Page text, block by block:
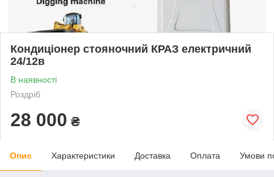
Кондиціонер стояночний КРАЗ електричний
24/12в
В наявності
Роздріб
28 000 ₴
Опис Характеристики Доставка Оплата Умови